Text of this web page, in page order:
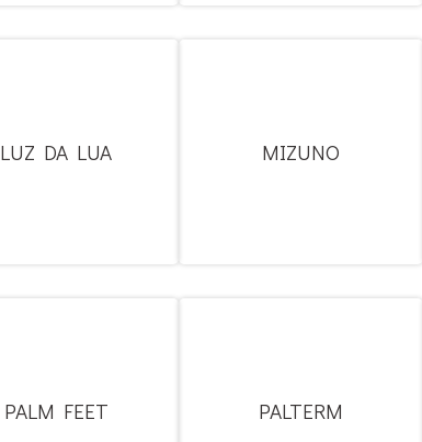
LUZ DA LUA MIZUNO
PALM FEET PALTERM